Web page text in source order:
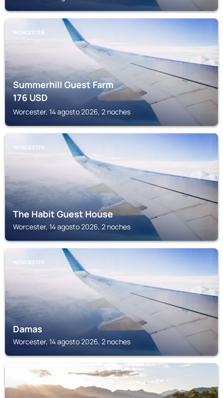
WORCESTER
Summerhill Guest Farm
176USD
Worcester, 14 agosto 2026, 2 noches
WORCESTER
The Habit Guest House
Worcester, 14 agosto 2026, 2 noches
WORCESTER
Damas
Worcester, 14 agosto 2026, 2 noches
WORCESTER